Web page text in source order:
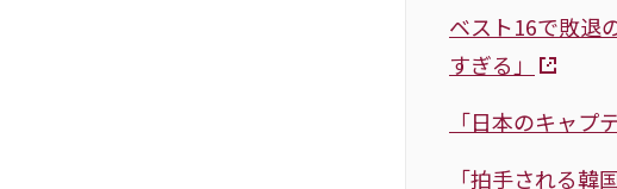
ベスト16で敗退
すぎる」
「日本のキャ
「拍手される